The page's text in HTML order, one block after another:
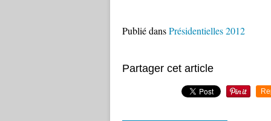
Publié dansPrésidentielles 2012
Partager cet article